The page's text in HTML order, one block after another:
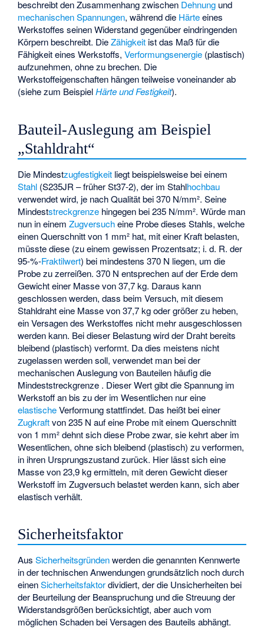
beschreibt den Zusammenhang zwischen Dehnung und
mechanischen Spannungen, während die Härteeines
Werkstoffes seinen Widerstand gegenüber eindringenden
Körpern beschreibt. DieZähigkeit ist das Maß für die
Fähigkeit eines Werkstoffs,Verformungsenergie (plastisch)
aufzunehmen, ohne zu brechen. Die
Werkstoffeigenschaften hängen teilweise voneinander ab
(siehe zum BeispielHärte und Festigkeit).
Bauteil-Auslegung am Beispiel
„Stahldraht“
Die Mindestzugfestigkeit liegt beispielsweise bei einem
Stahl (S235JR – früher St37-2), der im Stahlhochbau
verwendet wird, je nach Qualität bei 370 N/mm². Seine
Mindeststreckgrenze hingegen bei 235 N/mm². Würde man
nun in einemZugversucheine Probe dieses Stahls, welche
einen Querschnitt von 1 mm² hat, mit einer Kraft belasten,
müsste diese (zu einem gewissen Prozentsatz; i. d. R. der
95-%-Fraktilwert) bei mindestens 370 N liegen, um die
Probe zu zerreißen. 370 N entsprechen auf der Erde dem
Gewicht einer Masse von 37,7 kg. Daraus kann
geschlossen werden, dass beim Versuch, mit diesem
Stahldraht eine Masse von 37,7 kg oder größer zu heben,
ein Versagen des Werkstoffes nicht mehr ausgeschlossen
werden kann. Bei dieser Belastung wird der Draht bereits
bleibend (plastisch) verformt. Da dies meistens nicht
zugelassen werden soll, verwendet man bei der
mechanischen Auslegung von Bauteilen häufig die
Mindeststreckgrenze . Dieser Wert gibt die Spannung im
Werkstoff an bis zu der im Wesentlichen nur eine
elastischeVerformung stattfindet. Das heißt bei einer
Zugkraft von 235 N auf eine Probe mit einem Querschnitt
von 1 mm² dehnt sich diese Probe zwar, sie kehrt aber im
Wesentlichen, ohne sich bleibend (plastisch) zu verformen,
in ihren Ursprungszustand zurück. Hier lässt sich eine
Masse von 23,9 kg ermitteln, mit deren Gewicht dieser
Werkstoff im Zugversuch belastet werden kann, sich aber
elastisch verhält.
Sicherheitsfaktor
AusSicherheitsgründenwerden die genannten Kennwerte
in der technischen Anwendungen grundsätzlich noch durch
einenSicherheitsfaktordividiert, der die Unsicherheiten bei
der Beurteilung der Beanspruchung und die Streuung der
Widerstandsgrößen berücksichtigt, aber auch vom
möglichen Schaden bei Versagen des Bauteils abhängt.